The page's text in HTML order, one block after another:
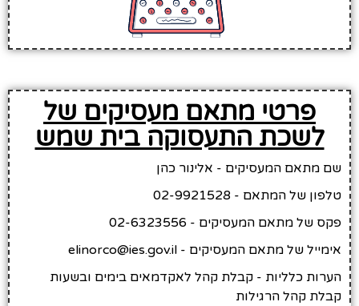
פרטי מתאם מעסיקים של
לשכת התעסוקה בית שמש
שם מתאם המעסיקים - אלינור כהן
טלפון של המתאם - 02-9921528
פקס של מתאם המעסיקים - 02-6323556
אימייל של מתאם המעסיקים - elinorco@ies.gov.il
הערות כלליות - קבלת קהל לאקדמאים בימים ובשעות
קבלת קהל הרגילות